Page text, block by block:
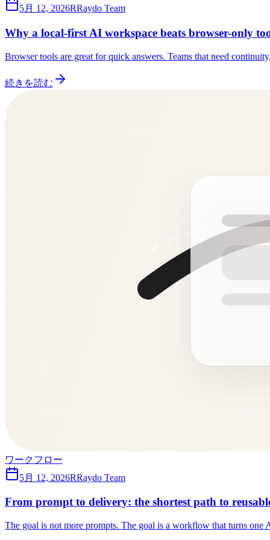
5月 12, 2026RRaydo Team
Why a local-first AI workspace beats browser-only
Browser tools are great for quick answers. Teams that need
続きを読む
ワークフロー
5月 12, 2026RRaydo Team
From prompt to delivery: the shortest path to
The goal is not more prompts. The goal is a workflow that turns one